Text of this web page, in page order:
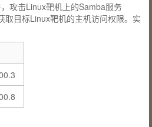
攻击Linux靶机上的Samba服务
取目标Linux靶机的主机访问权限。实